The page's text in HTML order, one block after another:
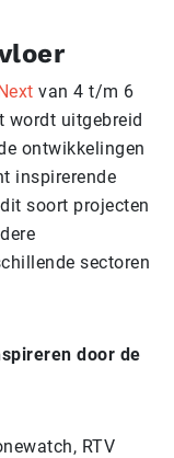
van 4 t/m 6
wordt uitgebreid
ontwikkelingen
inspirerende
soort projecten
sectoren
door de
RTV